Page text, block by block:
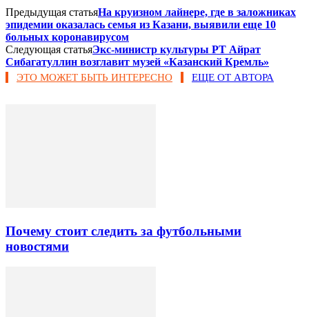
Предыдущая статьяНа круизном лайнере, где в заложниках
эпидемии оказалась семья из Казани, выявили еще 10
больных коронавирусом
Следующая статьяЭкс-министр культуры РТ Айрат
Сибагатуллин возглавит музей «Казанский Кремль»
ЭТО МОЖЕТ БЫТЬ ИНТЕРЕСНО ЕЩЕ ОТ АВТОРА
Почему стоит следить за футбольными
новостями